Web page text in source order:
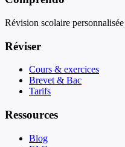
Révision scolaire
Réviser
Cours & exercices
Brevet & Bac
Tarifs
Ressources
Blog